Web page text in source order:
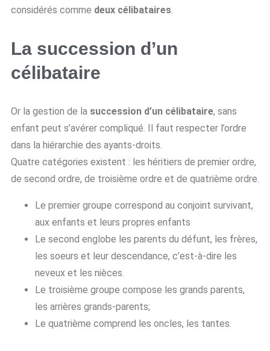
considérés comme deux célibataires.
La succession d’un
célibataire
Or la gestion de la succession d’un célibataire, sans
enfant peut s’avérer compliqué. Il faut respecter l’ordre
dans la hiérarchie des ayants-droits.
Quatre catégories existent : les héritiers de premier ordre,
de second ordre, de troisième ordre et de quatrième ordre.
Le premier groupe correspond au conjoint survivant,
aux enfants et leurs propres enfants
Le second englobe les parents du défunt, les frères,
les soeurs et leur descendance, c’est-à-dire les
neveux et les nièces.
Le troisième groupe compose les grands parents,
les arrières grands-parents;
Le quatrième comprend les oncles, les tantes.